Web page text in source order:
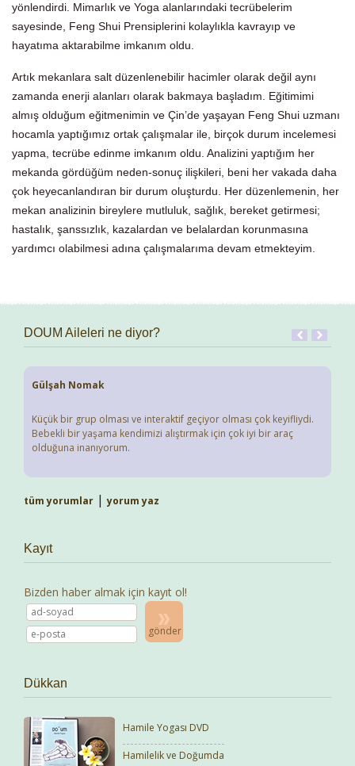
yönlendirdi. Mimarlık ve Yoga alanlarındaki tecrübelerim
sayesinde, Feng Shui Prensiplerini kolaylıkla kavrayıp ve
hayatıma aktarabilme imkanım oldu.
Artık mekanlara salt düzenlenebilir hacimler olarak değil aynı
zamanda enerji alanları olarak bakmaya başladım. Eğitimimi
almış olduğum eğitmenimin ve Çin’de yaşayan Feng Shui uzmanı
hocamla yaptığımız ortak çalışmalar ile, birçok durum incelemesi
yapma, tecrübe edinme imkanım oldu. Analizini yaptığım her
mekanda gördüğüm neden-sonuç ilişkileri, beni her vakada daha
çok heyecanlandıran bir durum oluşturdu. Her düzenlemenin, her
mekan analizinin bireylere mutluluk, sağlık, bereket getirmesi;
hastalık, şanssızlık, kazalardan ve belalardan korunmasına
yardımcı olabilmesi adına çalışmalarıma devam etmekteyim.
DOUM Aileleri ne diyor?
Gülşah Nomak
Küçük bir grup olması ve interaktif geçiyor olması çok keyifliydi.
Bebekli bir yaşama kendimizi alıştırmak için çok iyi bir araç
olduğuna inanıyorum.
tüm yorumlar |yorum yaz
Kayıt
Bizden haber almak için kayıt ol!
gönder
Dükkan
Hamile Yogası DVD
Hamilelik ve Doğumda